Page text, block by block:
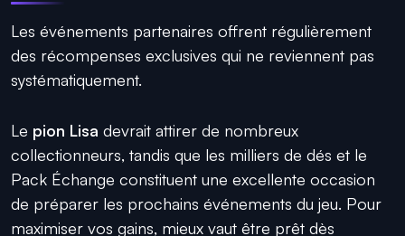
Les événements partenaires offrent régulièrement
des récompenses exclusives qui ne reviennent pas
systématiquement.
Le pion Lisa devrait attirer de nombreux
collectionneurs, tandis que les milliers de dés et le
Pack Échange constituent une excellente occasion
de préparer les prochains événements du jeu. Pour
maximiser vos gains, mieux vaut être prêt dès